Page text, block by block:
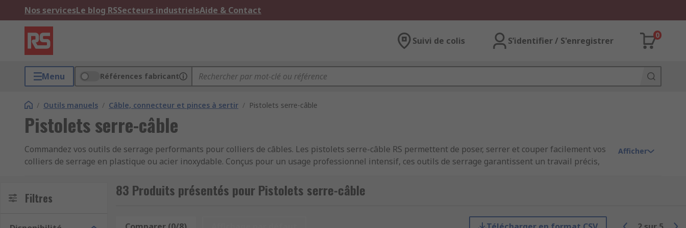
Nos servicesLe blog RSSecteurs industrielsAide & Contact
Suivi de colis S’identifier / S'enregistrer
0
Menu Références fabricant
/ Outils manuels / Câble, connecteur et pinces à sertir / Pistolets serre-câble
Pistolets serre-câble
Commandez vos outils de serrage performants pour colliers de câbles. Les pistolets serre-câble RS permettent de poser, serrer et couper facilement vos
colliers de serrage en plastique ou acier inoxydable. Conçus pour un usage professionnel intensif, ces outils de serrage garantissent un travail précis,
Chaque pistolet serre-câble assure une tension uniforme du collier et une coupe nette, pour un résultat propre et sécurisé.
Des outils de serrage robustes et ergonomiques
Afficher
Filtres 83 Produits présentés pour Pistolets serre-câble